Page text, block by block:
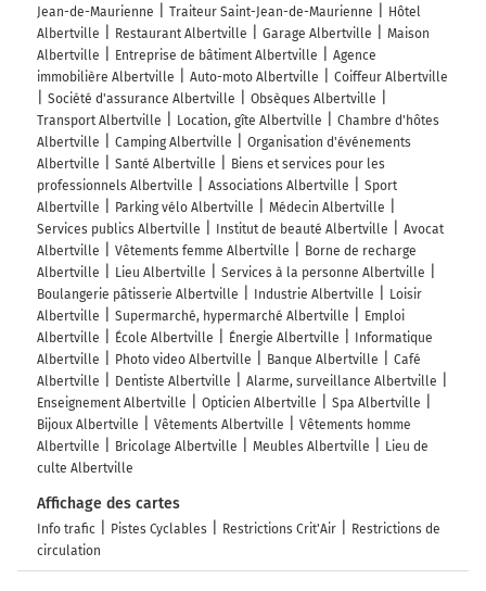
Jean-de-Maurienne
Traiteur Saint-Jean-de-Maurienne
Hôtel
Albertville
Restaurant Albertville Garage Albertville
Maison
Albertville
Entreprise de bâtiment Albertville
Agence
immobilière Albertville
Auto-moto Albertville
Coiffeur Albertville
Société d'assurance Albertville
Obsèques Albertville
Transport Albertville
Location, gîte Albertville
Chambre d'hôtes
Albertville
Camping Albertville
Organisation d'événements
Albertville
Santé Albertville
Biens et services pour les
professionnels Albertville
Associations Albertville
Sport
Albertville
Parking vélo Albertville
Médecin Albertville
Services publics Albertville
Institut de beauté Albertville
Avocat
Albertville
Vêtements femme Albertville
Borne de recharge
Albertville
Lieu Albertville
Services à la personne Albertville
Boulangerie pâtisserie Albertville
Industrie Albertville
Loisir
Albertville
Supermarché, hypermarché Albertville
Emploi
Albertville
École Albertville Énergie Albertville
Informatique
Albertville
Photo video Albertville Banque Albertville
Café
Albertville
Dentiste Albertville
Alarme, surveillance Albertville
Enseignement Albertville
Opticien Albertville
Spa Albertville
Bijoux Albertville
Vêtements Albertville
Vêtements homme
Albertville
Bricolage Albertville Meubles Albertville
Lieu de
culte Albertville
Affichage des cartes
Info trafic Pistes Cyclables Restrictions Crit'Air
Restrictions de
circulation